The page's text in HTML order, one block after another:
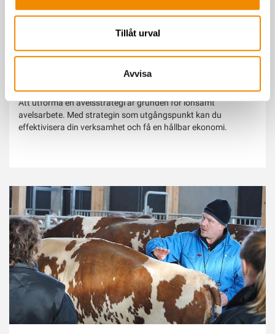
Tillåt urval
Avvisa
Att utforma en avelsstrategi är grunden för lönsamt
avelsarbete. Med strategin som utgångspunkt kan du
effektivisera din verksamhet och få en hållbar ekonomi.